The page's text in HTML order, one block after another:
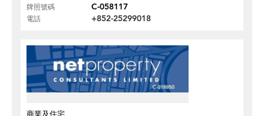
牌照號碼
C-058117
電話 +852-25299018